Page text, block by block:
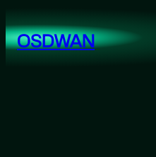
至
内OSDWAN